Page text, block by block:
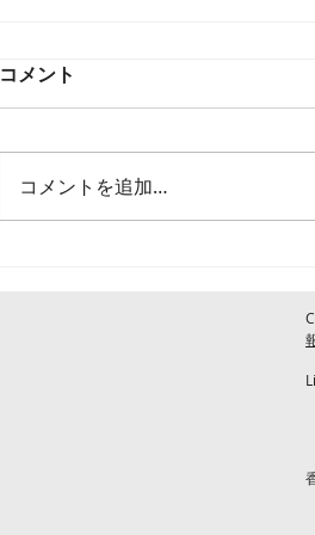
コメント
コメントを追加…